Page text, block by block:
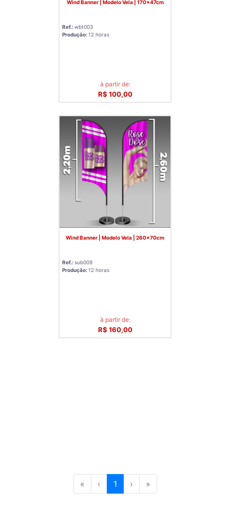
Wind Banner | Modelo Vela | 170x47cm
Ref.:wbt003
Produção:12 horas
à partir de:
R$ 100,00
Wind Banner | Modelo Vela | 260x70cm
Ref.:sub009
Produção:12 horas
à partir de:
R$ 160,00
« ‹ 1 › »